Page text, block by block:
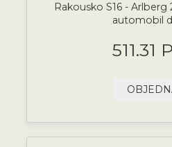
Rakousko S16 -
automobil
511.31